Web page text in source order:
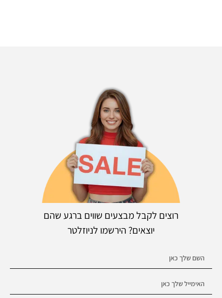
רוצים לקבל מבצעים שווים ברגע שהם
יוצאים? הירשמו לניוזלטר